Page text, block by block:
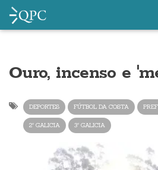
Ouro, incenso e
DEPORTES FÚTBOL DA COSTA
2ª GALICIA 3ª GALICIA